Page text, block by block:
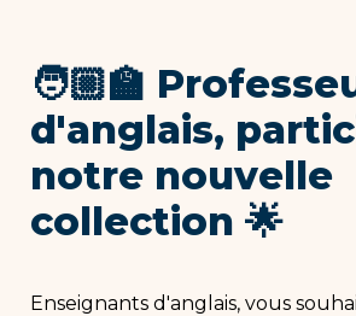
🧑🏼‍🏫
d'anglais,
notre nouvelle
collection 🌟
Enseignants d'anglais, vous